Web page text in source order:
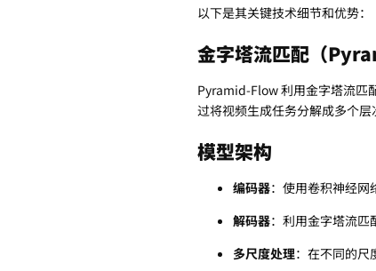
以下是其关键技术细节和优势：
金字塔流匹配（
Pyramid-Flow 利用金字塔流匹
过将视频生成任务分解成多个层
模型架构
编码器：使用卷积神经网
解码器：利用金字塔流匹
多尺度处理：在不同的尺